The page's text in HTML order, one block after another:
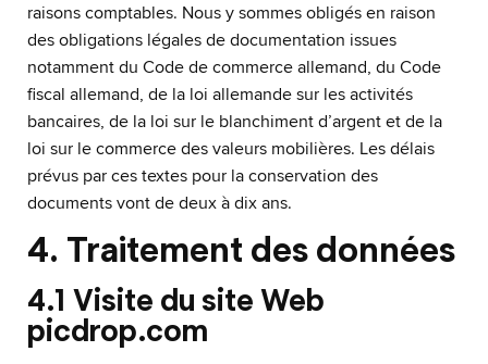
raisons comptables. Nous y sommes obligés en raison
des obligations légales de documentation issues
notamment du Code de commerce allemand, du Code
fiscal allemand, de la loi allemande sur les activités
bancaires, de la loi sur le blanchiment d’argent et de la
loi sur le commerce des valeurs mobilières. Les délais
prévus par ces textes pour la conservation des
documents vont de deux à dix ans.
4. Traitement des données
4.1 Visite du site Web
picdrop.com